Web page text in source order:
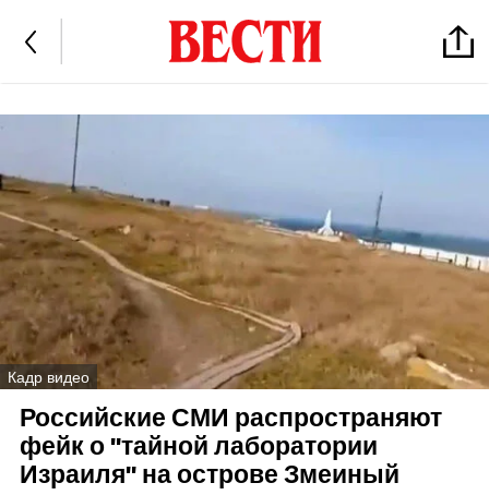
Кадр видео
Российские СМИ распространяют
фейк о "тайной лаборатории
Израиля" на острове Змеиный